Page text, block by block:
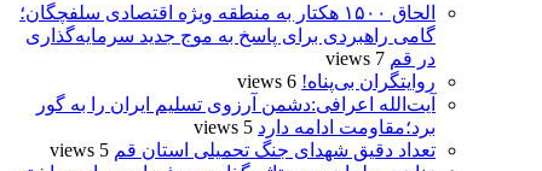
الحاق ۱۵۰۰ هکتار به منطقه ویژه اقتصادی سلفچگان؛
گامی راهبردی برای پاسخ به موج جدید سرمایه‌گذاری
در قم 7 views
روایتگران بی‌پناه! 6 views
آیت‌الله اعرافی:دشمن آرزوی تسلیم ایران را به گور
برد؛مقاومت ادامه دارد 5 views
تعداد دقیق شهدای جنگ تحمیلی استان قم 5 views